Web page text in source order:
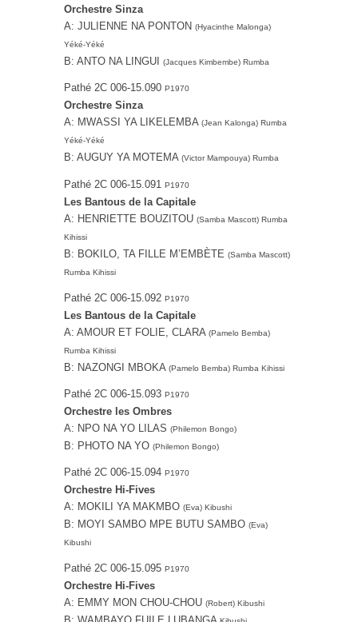
Orchestre Sinza
A: JULIENNE NA PONTON (Hyacinthe Malonga)
Yéké-Yéké
B: ANTO NA LINGUI (Jacques Kimbembe) Rumba
Pathé 2C 006-15.090 P1970
Orchestre Sinza
A: MWASSI YA LIKELEMBA (Jean Kalonga) Rumba
Yéké-Yéké
B: AUGUY YA MOTEMA (Victor Mampouya) Rumba
Pathé 2C 006-15.091 P1970
Les Bantous de la Capitale
A: HENRIETTE BOUZITOU (Samba Mascott) Rumba
Kihissi
B: BOKILO, TA FILLE M’EMBÈTE (Samba Mascott)
Rumba Kihissi
Pathé 2C 006-15.092 P1970
Les Bantous de la Capitale
A: AMOUR ET FOLIE, CLARA (Pamelo Bemba)
Rumba Kihissi
B: NAZONGI MBOKA (Pamelo Bemba) Rumba Kihissi
Pathé 2C 006-15.093 P1970
Orchestre les Ombres
A: NPO NA YO LILAS (Philemon Bongo)
B: PHOTO NA YO (Philemon Bongo)
Pathé 2C 006-15.094 P1970
Orchestre Hi-Fives
A: MOKILI YA MAKMBO (Eva) Kibushi
B: MOYI SAMBO MPE BUTU SAMBO (Eva)
Kibushi
Pathé 2C 006-15.095 P1970
Orchestre Hi-Fives
A: EMMY MON CHOU-CHOU (Robert) Kibushi